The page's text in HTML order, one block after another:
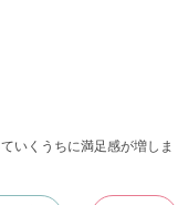
いくうちに満足感が増しま